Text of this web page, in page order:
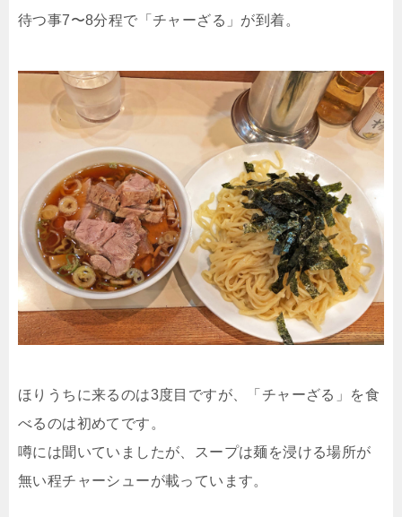
待つ事7〜8分程で「チャーざる」が到着。
ほりうちに来るのは3度目ですが、「チャーざる」を食
べるのは初めてです。
噂には聞いていましたが、スープは麺を浸ける場所が
無い程チャーシューが載っています。